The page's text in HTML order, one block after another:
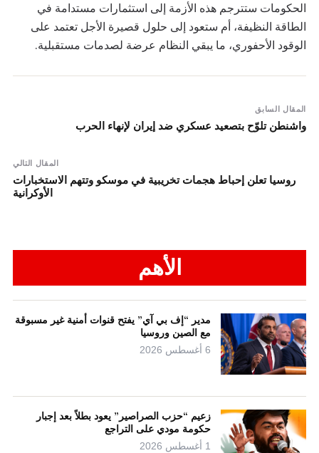
الحكومات ستترجم هذه الأزمة إلى استثمارات مستدامة في
الطاقة النظيفة، أم ستعود إلى حلول قصيرة الأجل تعتمد على
الوقود الأحفوري، ما يبقي النظام عرضة لصدمات مستقبلية.
المقال السابق
واشنطن تلوّح بتصعيد عسكري ضد إيران لإنهاء الحرب
المقال التالي
روسيا تعلن إحباط هجمات تخريبية في موسكو وتتهم الاستخبارات
الأوكرانية
الأهم
مدير “إف بي آي” يفتح قنوات أمنية غير مسبوقة
مع الصين وروسيا
6 أغسطس 2026
زعيم “حزب الصراصير” يعود بطلاً بعد إجبار
حكومة مودي على التراجع
1 أغسطس 2026